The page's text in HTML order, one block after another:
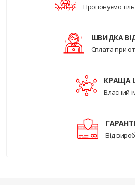
Пропонуємо
ШВИДКА
Сплата при
КРАЩА
Власний
Від